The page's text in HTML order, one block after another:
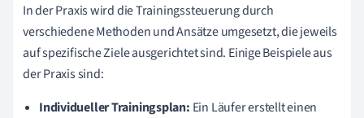
In der Praxis wird die Trainingssteuerung durch
verschiedene Methoden und Ansätze umgesetzt, die jeweils
auf spezifische Ziele ausgerichtet sind. Einige Beispiele aus
der Praxis sind:
Individueller Trainingsplan: Ein Läufer erstellt einen